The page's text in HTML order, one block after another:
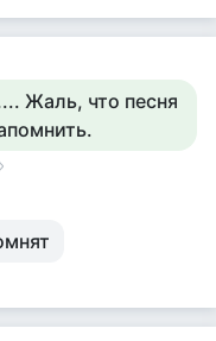
Жаль, что песня